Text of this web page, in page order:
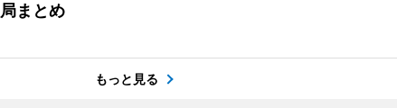
局まとめ
もっと見る